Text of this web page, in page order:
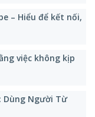
– Hiểu để kết nối,
việc không kịp
Dùng Người Từ